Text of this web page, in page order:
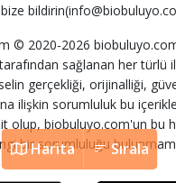
Harita Sırala
© 2020-2026
tarafından sağlanan her türlü
gerçekliği, orijinalliği,
ilişkin sorumluluk bu
olup, biobuluyo.com'un bu
bir sorumluluğu